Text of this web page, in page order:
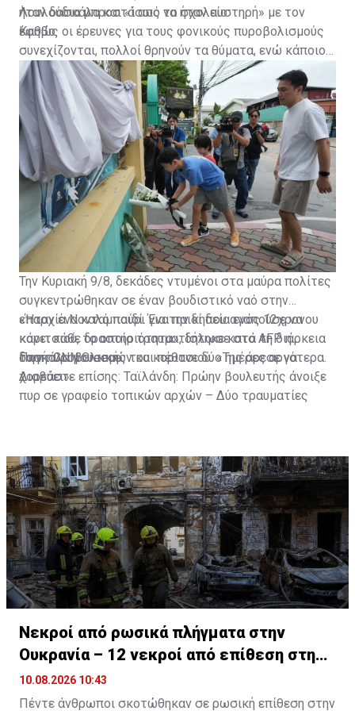
ήταν δασκάλα και «ίσως να ήταν αυστηρή» με τον
έφηβο.
Λουλούδια μπροστά από το σχολείο
Καθώς οι έρευνες για τους φονικούς πυροβολισμούς
συνεχίζονται, πολλοί θρηνούν τα θύματα, ενώ κάποιοι
καταθέτουν λουλούδια μπροστά στο σχολείο.
Την Κυριακή 9/8, δεκάδες ντυμένοι στα μαύρα πολίτες
συγκεντρώθηκαν σε έναν βουδιστικό ναό στην
επαρχία Νονταμπούρι για την κηδεία ενός 12χρονου
κοριτσιού, το οποίο τραυματίστηκε κατά τη διάρκεια
των πυροβολισμών και πέθανε δύο ημέρες αργότερα.
«Ήταν ένα καλό παιδί. Ένα παιδί που αγαπούσε να
κάνει κάθε δραστηριότητα», δήλωσε στο AFP η
δασκάλα μουσικής του κοριτσιού. «Της άρεσε να
χορεύει».
Πηγή: CNN Greece
Διαβάστε επίσης: Ταϊλάνδη: Πρώην βουλευτής άνοιξε
πυρ σε γραφείο τοπικών αρχών – Δύο τραυματίες
Νεκροί από ρωσικά πλήγματα στην
Ουκρανία – 12 νεκροί από επίθεση στη
Ρωσία
10.08.2026 10:43
Πέντε άνθρωποι σκοτώθηκαν σε ρωσική επίθεση στην